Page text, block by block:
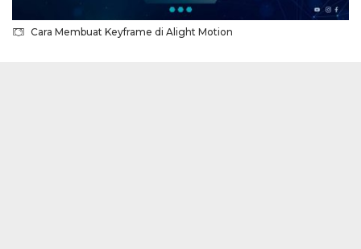
Cara Membuat Keyframe di Alight Motion